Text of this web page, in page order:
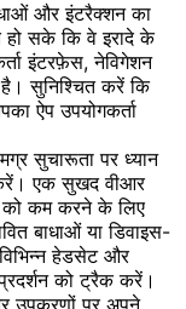
और इंटरैक्शन का
हो सके कि वे इरादे के
इंटरफ़ेस, नेविगेशन
सुनिश्चित करें कि
ऐप उपयोगकर्ता
सुचारूता पर ध्यान
एक सुखद वीआर
कम करने के लिए
बाधाओं या डिवाइस-
हेडसेट और
को ट्रैक करें।